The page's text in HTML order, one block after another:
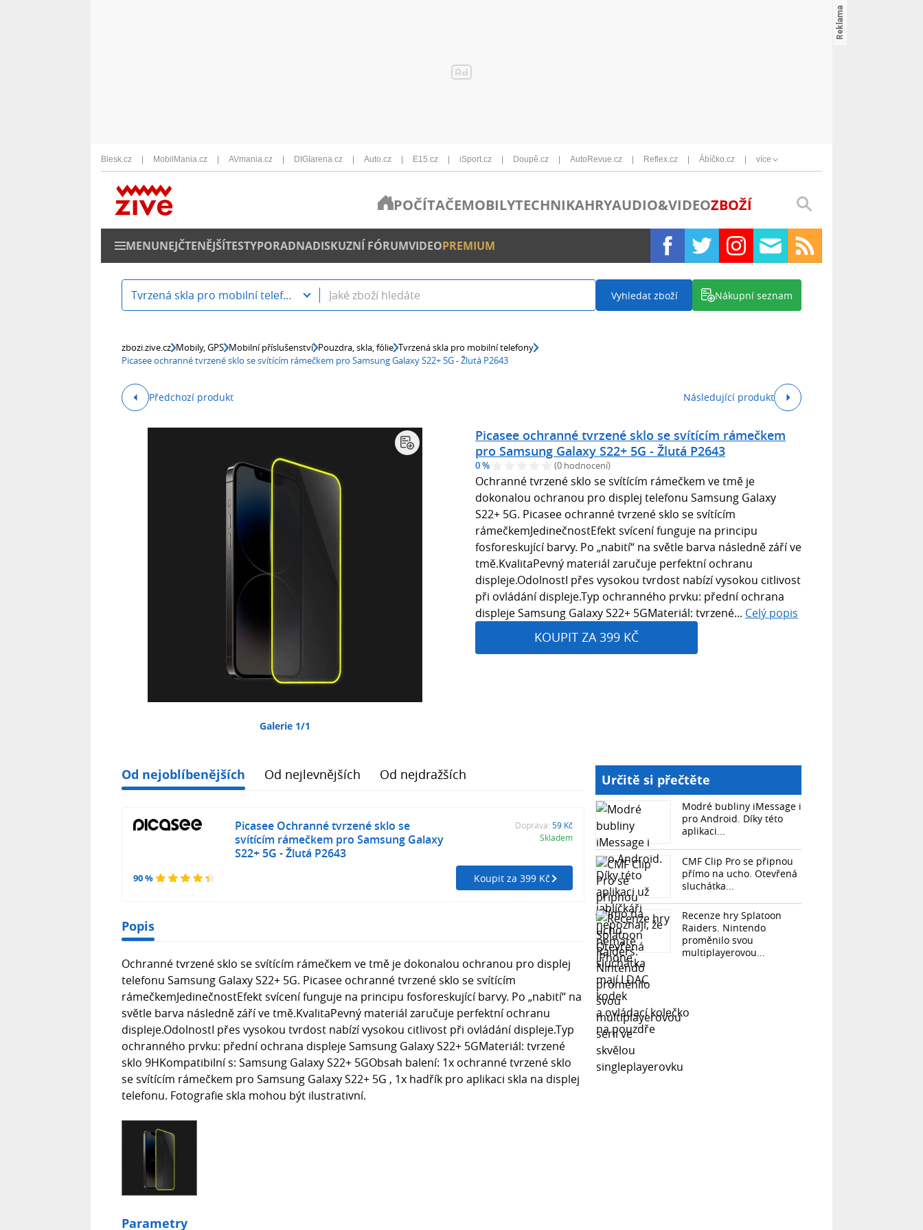
Blesk.cz MobilMania.cz AVmania.cz DIGIarena.cz Auto.cz E15.cz iSport.cz Doupě.cz AutoRevue.cz Reflex.cz Ábíčko.cz více
POČÍTAČEMOBILYTECHNIKAHRYAUDIO&VIDEOZBOŽÍ
MENUNEJČTENĚJŠÍTESTYPORADNADISKUZNÍ FÓRUMVIDEOPREMIUM
Tvrzená skla pro mobilní telefony Vyhledat zboží Nákupní seznam
zbozi.zive.cz Mobily, GPS Mobilní příslušenství Pouzdra, skla, fólie Tvrzená skla pro mobilní telefony
Picasee ochranné tvrzené sklo se svítícím rámečkem pro Samsung Galaxy S22+ 5G - Žlutá P2643
Předchozí produkt Následující produkt
Galerie 1/1
Picasee ochranné tvrzené sklo se svítícím rámečkem
pro Samsung Galaxy S22+ 5G - Žlutá P2643
0 % (0 hodnocení)
Ochranné tvrzené sklo se svítícím rámečkem ve tmě je
dokonalou ochranou pro displej telefonu Samsung Galaxy
S22+ 5G. Picasee ochranné tvrzené sklo se svítícím
rámečkemJedinečnostEfekt svícení funguje na principu
fosforeskující barvy. Po „nabití“ na světle barva následně září ve
tmě.KvalitaPevný materiál zaručuje perfektní ochranu
displeje.OdolnostI přes vysokou tvrdost nabízí vysokou citlivost
při ovládání displeje.Typ ochranného prvku: přední ochrana
displeje Samsung Galaxy S22+ 5GMateriál: tvrzené... Celý popis
KOUPIT ZA 399 KČ
Od nejoblíbenějších Od nejlevnějších Od nejdražších
90 %
Picasee Ochranné tvrzené sklo se
svítícím rámečkem pro Samsung Galaxy
S22+ 5G - Žlutá P2643
Doprava: 59 Kč
Skladem
Koupit za 399 Kč
Popis
Ochranné tvrzené sklo se svítícím rámečkem ve tmě je dokonalou ochranou pro displej
telefonu Samsung Galaxy S22+ 5G. Picasee ochranné tvrzené sklo se svítícím
rámečkemJedinečnostEfekt svícení funguje na principu fosforeskující barvy. Po „nabití“ na
světle barva následně září ve tmě.KvalitaPevný materiál zaručuje perfektní ochranu
displeje.OdolnostI přes vysokou tvrdost nabízí vysokou citlivost při ovládání displeje.Typ
ochranného prvku: přední ochrana displeje Samsung Galaxy S22+ 5GMateriál: tvrzené
sklo 9HKompatibilní s: Samsung Galaxy S22+ 5GObsah balení: 1x ochranné tvrzené sklo
se svítícím rámečkem pro Samsung Galaxy S22+ 5G , 1x hadřík pro aplikaci skla na displej
telefonu. Fotografie skla mohou být ilustrativní.
Parametry
Určitě si přečtěte
Modré bubliny iMessage i
pro Android. Díky této
aplikaci...
CMF Clip Pro se připnou
přímo na ucho. Otevřená
sluchátka...
Recenze hry Splatoon
Raiders. Nintendo
proměnilo svou
multiplayerovou...